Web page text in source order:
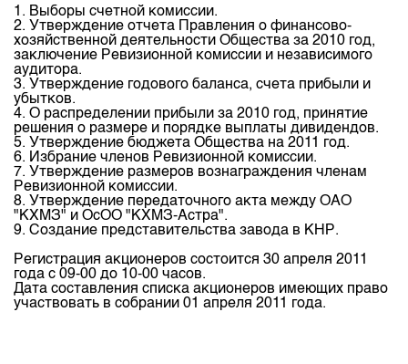
Комитеты
Участники торгов
Наши партнеры
Cтратегия развития
Корпоративные документы
Контакты
Центр раскрытия информации
Тарифы
Аналитика
Финансовый рынок KG
Пресс-клуб
25 лет ЗАО КФБ
Депозитарная деятельность
Центр раскрытия информации
Итоги последних торгов
Архив торгов
Индекс и Капитализация
Котировки по ЦБ
Котировки по драг. металлам
Расписание аукционов по ГЦБ
Результаты аукционов ГЦБ
Результаты аукционов по депозитам
Учебный центр
Общая информация
План работы на год
1. Выборы счетной комиссии.
2. Утверждение отчета Правления о финансово-
хозяйственной деятельности Общества за 2010 год,
заключение Ревизионной комиссии и независимого
аудитора.
3. Утверждение годового баланса, счета прибыли и
убытков.
4. О распределении прибыли за 2010 год, принятие
решения о размере и порядке выплаты дивидендов.
5. Утверждение бюджета Общества на 2011 год.
6. Избрание членов Ревизионной комиссии.
7. Утверждение размеров вознаграждения членам
Ревизионной комиссии.
8. Утверждение передаточного акта между ОАО
"КХМЗ" и ОсОО "КХМЗ-Астра".
9. Создание представительства завода в КНР.
Регистрация акционеров состоится 30 апреля 2011
года с 09-00 до 10-00 часов.
Дата составления списка акционеров имеющих право
участвовать в собрании 01 апреля 2011 года.